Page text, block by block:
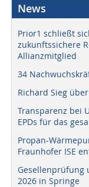
News
Prior1 schließt
zukunftssichere
Allianzmitglied
34
Richard Sieg
Transparenz bei
EPDs für das
Propan-
Fraunhofer ISE
Gesellenprüfung
2026 in Springe